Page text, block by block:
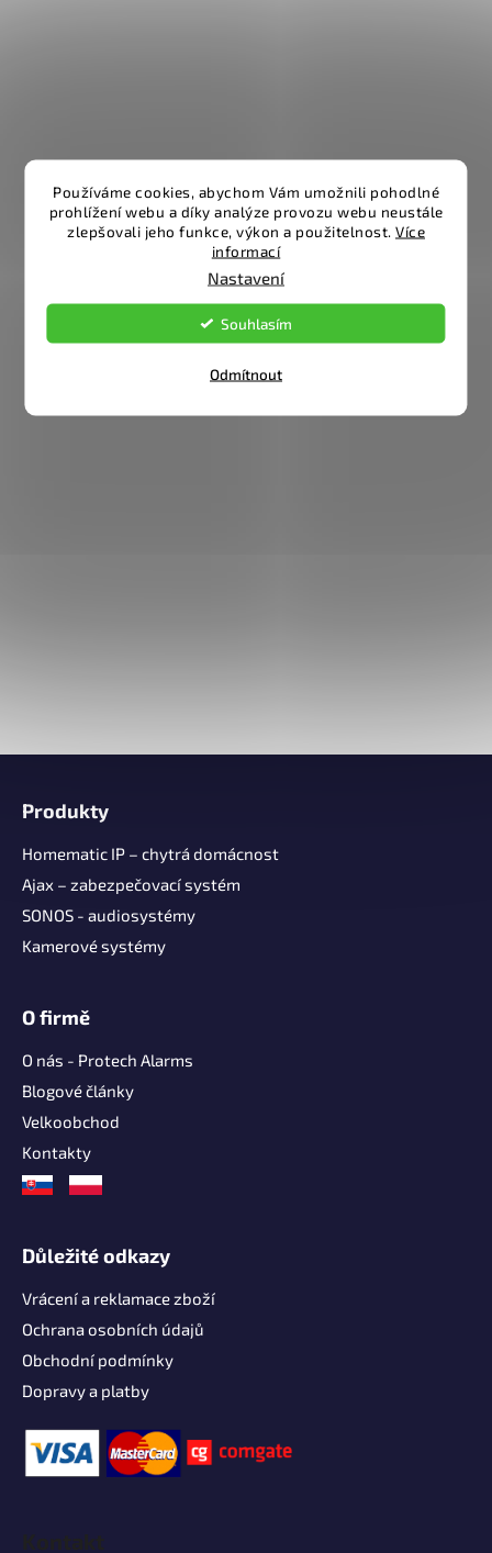
Používáme cookies, abychom Vám umožnili pohodlné
prohlížení webu a díky analýze provozu webu neustále
zlepšovali jeho funkce, výkon a použitelnost. Více
informací
Nastavení
Odmítnout
Souhlasím
Produkty
Homematic IP – chytrá domácnost
Ajax – zabezpečovací systém
SONOS - audiosystémy
Kamerové systémy
O firmě
O nás - Protech Alarms
Blogové články
Velkoobchod
Kontakty
Důležité odkazy
Vrácení a reklamace zboží
Ochrana osobních údajů
Obchodní podmínky
Dopravy a platby
Kontakt